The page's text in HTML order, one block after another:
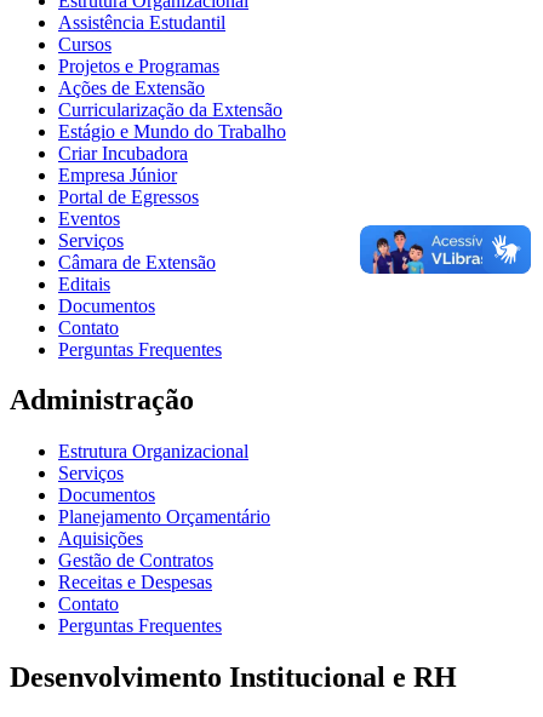
Assistência Estudantil
Cursos
Projetos e Programas
Ações de Extensão
Curricularização da Extensão
Estágio e Mundo do Trabalho
Criar Incubadora
Empresa Júnior
Portal de Egressos
Eventos
Serviços
Câmara de Extensão
Editais
Documentos
Contato
Perguntas Frequentes
Administração
Estrutura Organizacional
Serviços
Documentos
Planejamento Orçamentário
Aquisições
Gestão de Contratos
Receitas e Despesas
Contato
Perguntas Frequentes
Desenvolvimento Institucional e RH